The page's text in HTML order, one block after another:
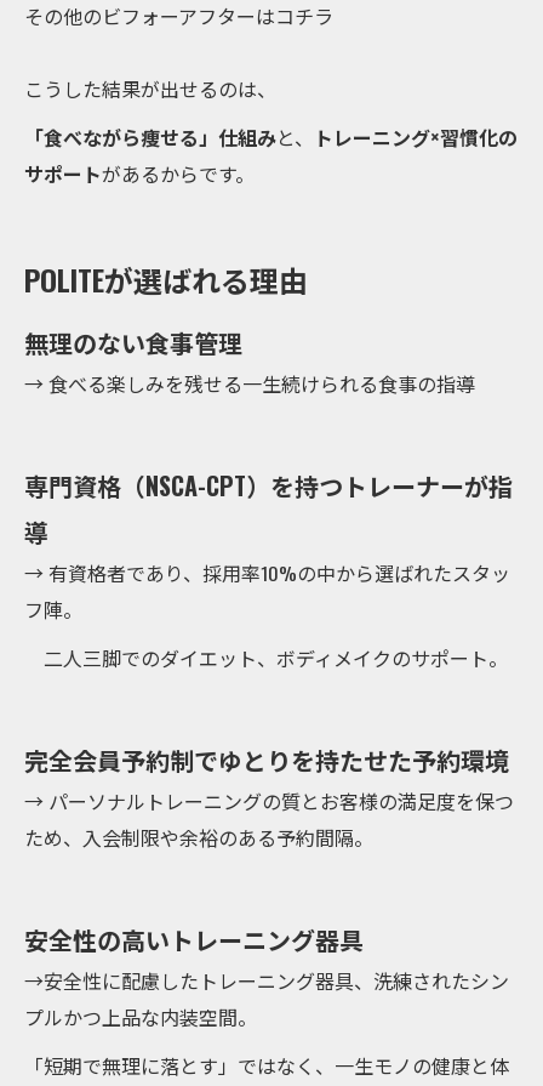
その他のビフォーアフターはコチラ
こうした結果が出せるのは、
「食べながら痩せる」仕組みと、 トレーニング×習慣化の
サポートがあるからです。
POLITEが選ばれる理由
無理のない食事管理
→ 食べる楽しみを残せる一生続けられる食事の指導
専門資格（NSCA-CPT）を持つトレーナーが指
導
→ 有資格者であり、採用率10%の中から選ばれたスタッ
フ陣。
二人三脚でのダイエット、ボディメイクのサポート。
完全会員予約制でゆとりを持たせた予約環境
→ パーソナルトレーニングの質とお客様の満足度を保つ
ため、入会制限や余裕のある予約間隔。
安全性の高いトレーニング器具
→安全性に配慮したトレーニング器具、洗練されたシン
プルかつ上品な内装空間。
「短期で無理に落とす」ではなく、一生モノの健康と体